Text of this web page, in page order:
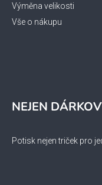
Výměna velikosti
Vše o nákupu
NEJEN
Potisk nejen triček pro